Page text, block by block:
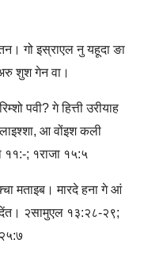
गो इस्राएल नु यहूदा ङा
शुश गेन वा।
पवी? गे हित्ती उरीयाह
आ वोंइश कली
११:-; १राजा १५:५
मताइब। मारदे हना गे आं
दें‍त। २सामुएल १३:२८-२९;